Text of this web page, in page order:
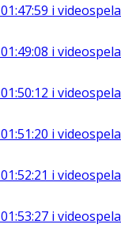
01:47:59 i
01:49:08 i
01:50:12 i
01:51:20 i
01:52:21 i
01:53:27 i